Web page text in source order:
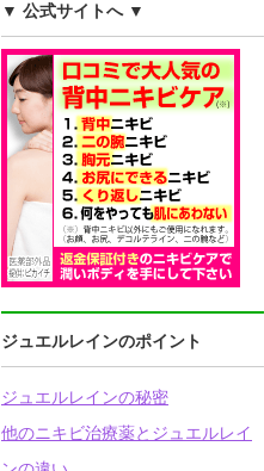
▼ 公式サイトへ ▼
ジュエルレインのポイント
ジュエルレインの秘密
他のニキビ治療薬とジュエルレイ